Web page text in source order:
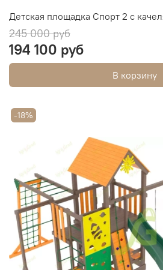
Детская площадка Спорт 2 с
245 000 руб
194 100 руб
В корзину
-18%